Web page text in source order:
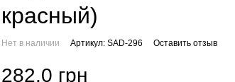
красный)
Нет в наличии Артикул: SAD-296 Оставить отзыв
282.0 грн